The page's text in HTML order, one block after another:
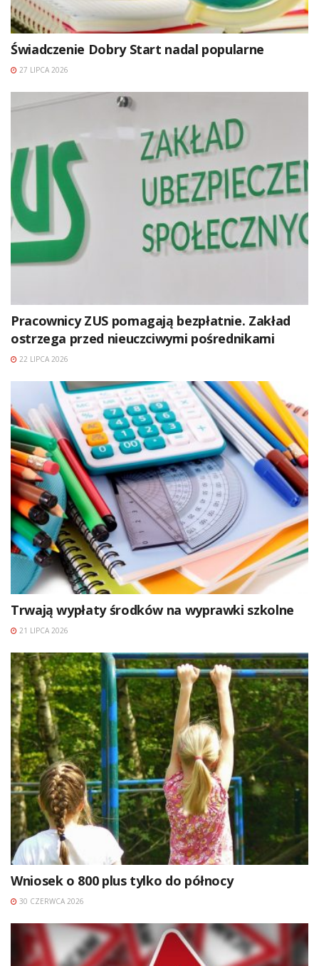
Świadczenie Dobry Start nadal popularne
27 LIPCA 2026
Pracownicy ZUS pomagają bezpłatnie. Zakład
ostrzega przed nieuczciwymi pośrednikami
22 LIPCA 2026
Trwają wypłaty środków na wyprawki szkolne
21 LIPCA 2026
Wniosek o 800 plus tylko do północy
30 CZERWCA 2026